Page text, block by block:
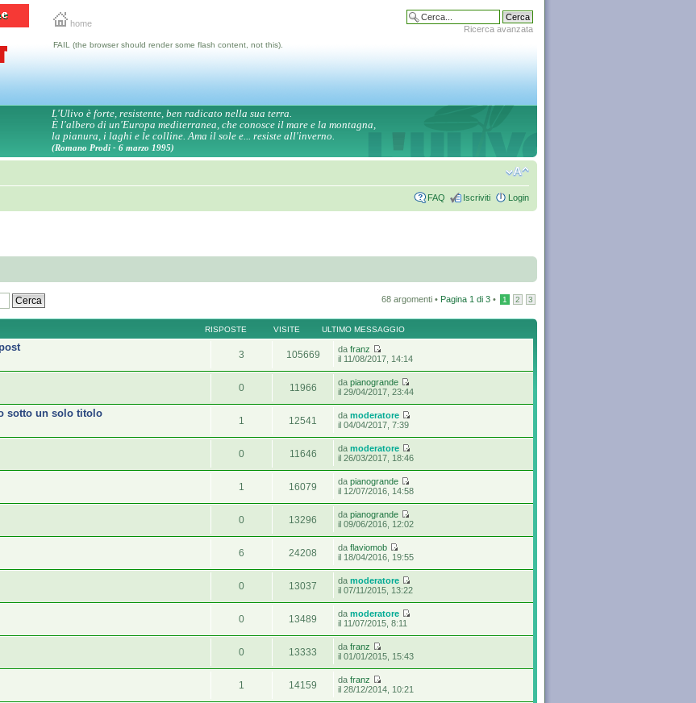
home
Ricerca avanzata
FAIL (the browser should render some flash content, not this).
L'Ulivo è forte, resistente, ben radicato nella sua terra.
È l'albero di un'Europa mediterranea, che conosce il mare e la montagna,
la pianura, i laghi e le colline. Ama il sole e... resiste all'inverno.
(Romano Prodi - 6 marzo 1995)
FAQ Iscriviti Login
68 argomenti • Pagina 1 di 3 • 1 2 3
RISPOSTE VISITE ULTIMO MESSAGGIO
3 105669 dafranz
il 11/08/2017, 14:14
0 11966 dapianogrande
il 29/04/2017, 23:44
sotto un solo titolo
1 12541 damoderatore
il 04/04/2017, 7:39
0 11646 damoderatore
il 26/03/2017, 18:46
1 16079 dapianogrande
il 12/07/2016, 14:58
0 13296 dapianogrande
il 09/06/2016, 12:02
6 24208 daflaviomob
il 18/04/2016, 19:55
0 13037 damoderatore
il 07/11/2015, 13:22
0 13489 damoderatore
il 11/07/2015, 8:11
0 13333 dafranz
il 01/01/2015, 15:43
1 14159 dafranz
il 28/12/2014, 10:21